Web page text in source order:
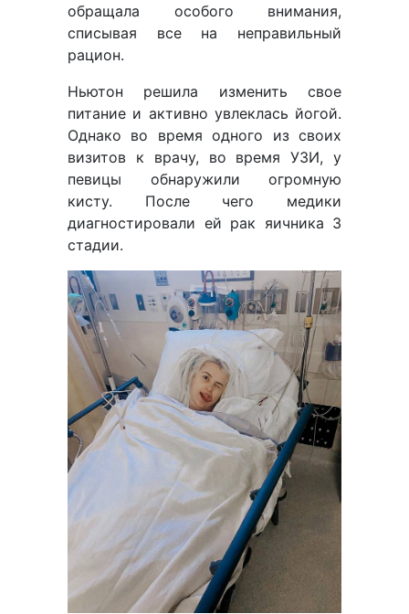
обращала особого внимания,
списывая все на неправильный
рацион.
Ньютон решила изменить свое
питание и активно увлеклась йогой.
Однако во время одного из своих
визитов к врачу, во время УЗИ, у
певицы обнаружили огромную
кисту. После чего медики
диагностировали ей рак яичника 3
стадии.